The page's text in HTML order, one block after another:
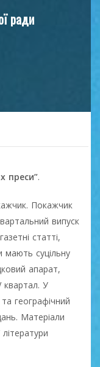
ради
преси”.
Покажчик
випуск
статті,
мають суцільну
апарат,
квартал. У
географічний
Матеріали